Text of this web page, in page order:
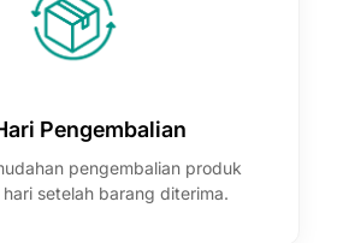
Pengembalian
pengembalian produk
setelah barang diterima.